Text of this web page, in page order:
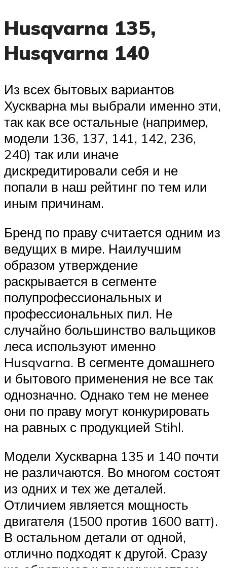
Husqvarna 135,
Husqvarna 140
Из всех бытовых вариантов
Хускварна мы выбрали именно эти,
так как все остальные (например,
модели 136, 137, 141, 142, 236,
240) так или иначе
дискредитировали себя и не
попали в наш рейтинг по тем или
иным причинам.
Бренд по праву считается одним из
ведущих в мире. Наилучшим
образом утверждение
раскрывается в сегменте
полупрофессиональных и
профессиональных пил. Не
случайно большинство вальщиков
леса используют именно
Husqvarna. В сегменте домашнего
и бытового применения не все так
однозначно. Однако тем не менее
они по праву могут конкурировать
на равных с продукцией Stihl.
Модели Хускварна 135 и 140 почти
не различаются. Во многом состоят
из одних и тех же деталей.
Отличием является мощность
двигателя (1500 против 1600 ватт).
В остальном детали от одной,
отлично подходят к другой. Сразу